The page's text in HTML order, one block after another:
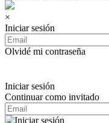
×
Iniciar sesión
Olvidé mi contraseña
Iniciar sesión
Continuar como invitado